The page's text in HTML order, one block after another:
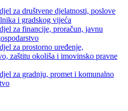
za društvene djelatnosti, poslove
i gradskog vijeća
za financije, proračun, javnu
za prostorno uređenje,
zaštitu okoliša i imovinsko pravne
za gradnju, promet i komunalno